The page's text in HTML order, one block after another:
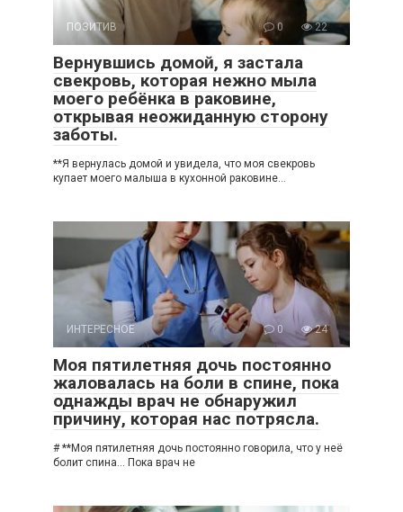
ПОЗИТИВ 0 22
Вернувшись домой, я застала
свекровь, которая нежно мыла
моего ребёнка в раковине,
открывая неожиданную сторону
заботы.
**Я вернулась домой и увидела, что моя свекровь
купает моего малыша в кухонной раковине…
ИНТЕРЕСНОЕ 0 24
Моя пятилетняя дочь постоянно
жаловалась на боли в спине, пока
однажды врач не обнаружил
причину, которая нас потрясла.
# **Моя пятилетняя дочь постоянно говорила, что у неё
болит спина… Пока врач не